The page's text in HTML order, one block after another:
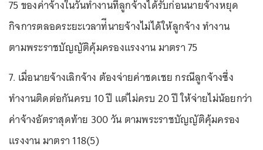
75 ของค่าจ้างในวันทำงานที่ลูกจ้างได้รับก่อนนายจ้างหยุด
กิจการตลอดระยะเวลาท่ีนายจ้างไม่ได้ให้ลูกจ้าง ทำงาน
ตามพระราชบัญญัติคุ้มครองแรงงาน มาตรา 75
7. เมื่อนายจ้างเลิกจ้าง ต้องจ่ายค่าชดเชย กรณีลูกจ้างซึ่ง
ทำงานติดต่อกันครบ 10 ปี แต่ไม่ครบ 20 ปี ให้จ่ายไม่น้อยกว่า
ค่าจ้างอัตราสุดท้าย 300 วัน ตามพระราชบัญญัติคุ้มครอง
แรงงาน มาตรา 118(5)